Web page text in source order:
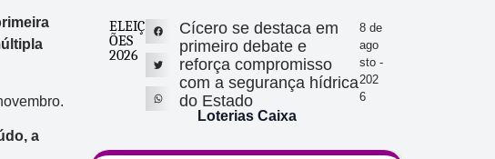
a
ELEIÇ
ÕES
2026
Cícero se destaca em
primeiro debate e
reforça compromisso
com a segurança hídrica
do Estado
8 de
ago
sto -
202
6
Loterias Caixa